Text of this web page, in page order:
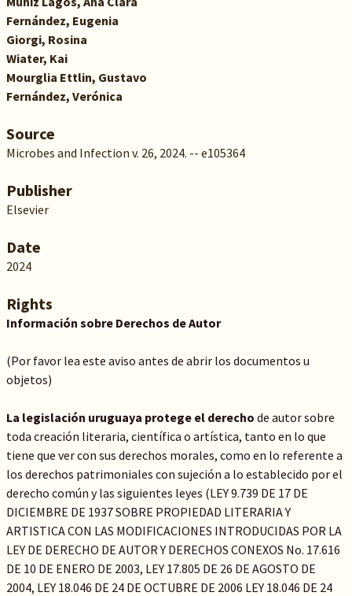
Fernández, Eugenia
Giorgi, Rosina
Wiater, Kai
Mourglia Ettlin, Gustavo
Fernández, Verónica
Source
Microbes and Infection v. 26, 2024. -- e105364
Publisher
Elsevier
Date
2024
Rights
Información sobre Derechos de Autor
(Por favor lea este aviso antes de abrir los documentos u
objetos)
La legislación uruguaya protege el derecho de autor sobre
toda creación literaria, científica o artística, tanto en lo que
tiene que ver con sus derechos morales, como en lo referente a
los derechos patrimoniales con sujeción a lo establecido por el
derecho común y las siguientes leyes (LEY 9.739 DE 17 DE
DICIEMBRE DE 1937 SOBRE PROPIEDAD LITERARIA Y
ARTISTICA CON LAS MODIFICACIONES INTRODUCIDAS POR LA
LEY DE DERECHO DE AUTOR Y DERECHOS CONEXOS No. 17.616
DE 10 DE ENERO DE 2003, LEY 17.805 DE 26 DE AGOSTO DE
2004, LEY 18.046 DE 24 DE OCTUBRE DE 2006 LEY 18.046 DE 24